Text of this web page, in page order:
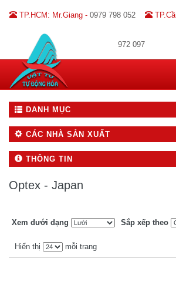
TP.HCM: Mr.Giang - 0979 798 052
972 097
DANH MỤC
CÁC NHÀ SẢN XUẤT
THÔNG TIN
Optex - Japan
Xem dưới dạng Sắp xếp theo
Hiển thị mỗi trang